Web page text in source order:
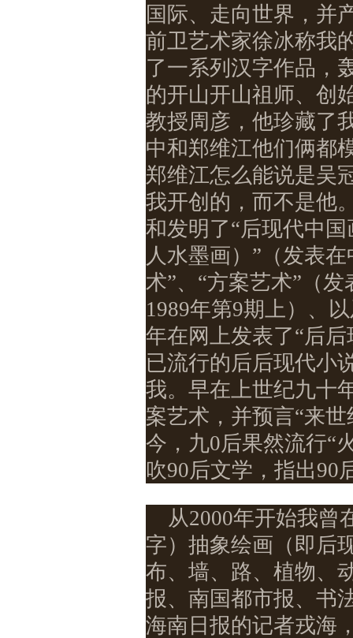
国际、走向世界，并
前卫艺术家徐冰称我
了一系列汉字作品，
的开山开山祖师、创
教授周彦，他珍藏了
中和郑维江他们俩都
郑维江怎么能说是吴
我开创的，而不是他
和发明了“后现代中
人水墨画）”（发表
术”、“方案艺术”（
1989年第9期上）、
年在网上发表了“后
已流行的后后现代小
我。早在上世纪九十
案艺术，并预言“来
今，九0后果然流行“
吹90后文学，指出90
从2000年开始我曾
字）抽象绘画（即后
布、墙、路、植物、
报、南国都市报、书
海南日报的记者戎海